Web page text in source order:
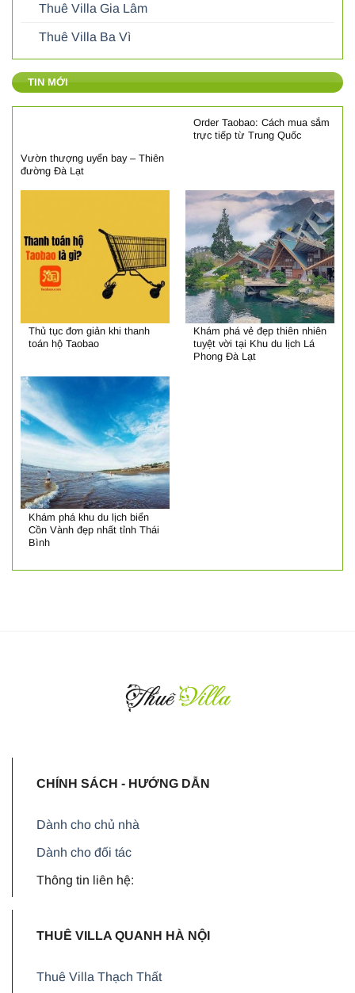
Thuê Villa Gia Lâm
Thuê Villa Ba Vì
TIN MỚI
Vườn thượng uyển bay – Thiên
đường Đà Lạt
Order Taobao: Cách mua sắm
trực tiếp từ Trung Quốc
Thủ tục đơn giản khi thanh
toán hộ Taobao
Khám phá vẻ đẹp thiên nhiên
tuyệt vời tại Khu du lịch Lá
Phong Đà Lạt
Khám phá khu du lịch biển
Cồn Vành đẹp nhất tỉnh Thái
Bình
CHÍNH SÁCH - HƯỚNG DẪN
Dành cho chủ nhà
Dành cho đối tác
Thông tin liên hệ:
THUÊ VILLA QUANH HÀ NỘI
Thuê Villa Thạch Thất